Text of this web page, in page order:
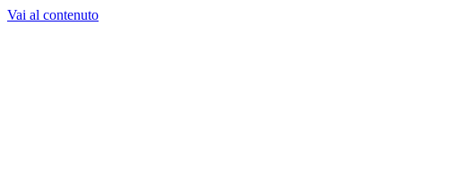
Vai al contenuto